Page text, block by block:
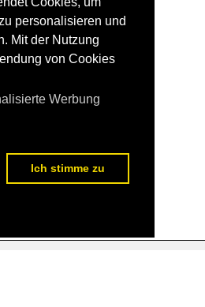
personalisieren und
Mit der Nutzung
von Cookies
Werbung
Ich stimme zu